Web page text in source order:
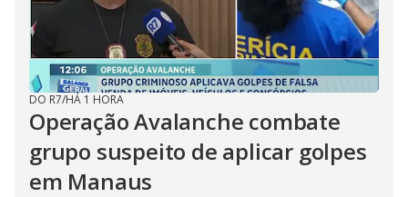
DO R7/HÁ 1 HORA
Operação Avalanche combate
grupo suspeito de aplicar golpes
em Manaus